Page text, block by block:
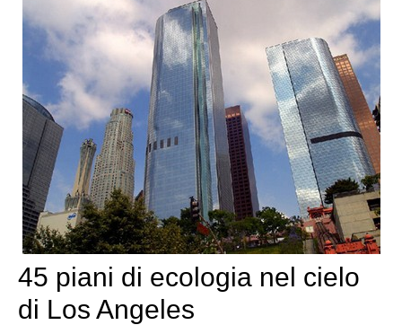
45 piani di ecologia nel cielo
di Los Angeles